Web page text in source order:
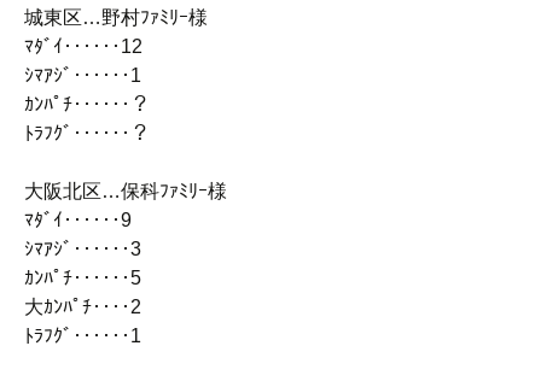
城東区…野村ﾌｧﾐﾘｰ様
ﾏﾀﾞｲ‥‥‥12
ｼﾏｱｼﾞ‥‥‥1
ｶﾝﾊﾟﾁ‥‥‥？
ﾄﾗﾌｸﾞ‥‥‥？
大阪北区…保科ﾌｧﾐﾘｰ様
ﾏﾀﾞｲ‥‥‥9
ｼﾏｱｼﾞ‥‥‥3
ｶﾝﾊﾟﾁ‥‥‥5
大ｶﾝﾊﾟﾁ‥‥2
ﾄﾗﾌｸﾞ‥‥‥1